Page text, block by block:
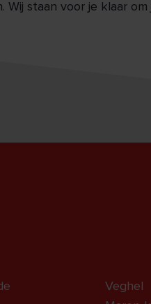
Wij staan voor je klaar
Veghel